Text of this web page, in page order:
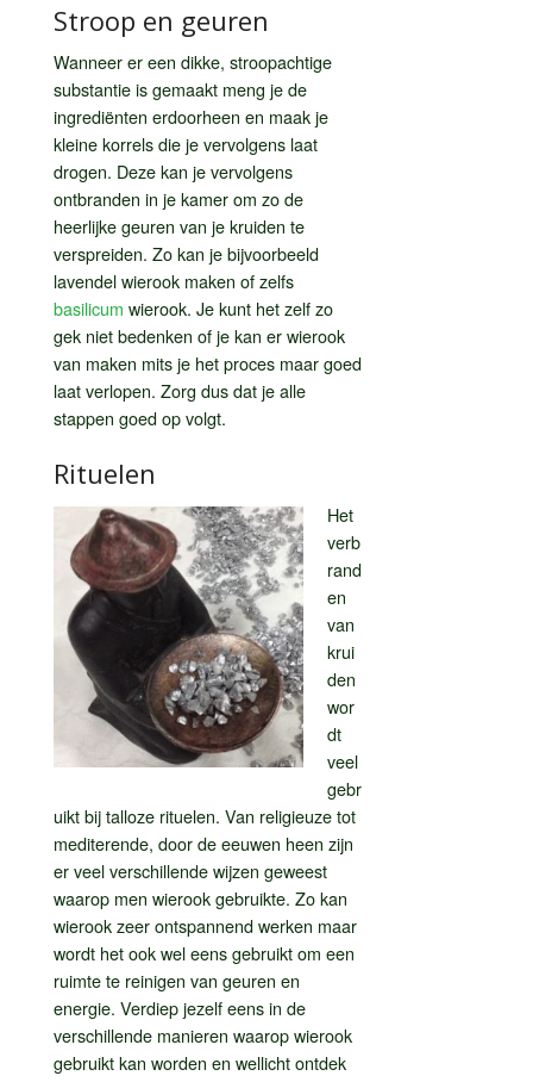
Stroop en geuren
Wanneer er een dikke, stroopachtige
substantie is gemaakt meng je de
ingrediënten erdoorheen en maak je
kleine korrels die je vervolgens laat
drogen. Deze kan je vervolgens
ontbranden in je kamer om zo de
heerlijke geuren van je kruiden te
verspreiden. Zo kan je bijvoorbeeld
lavendel wierook maken of zelfs
basilicum wierook. Je kunt het zelf zo
gek niet bedenken of je kan er wierook
van maken mits je het proces maar goed
laat verlopen. Zorg dus dat je alle
stappen goed op volgt.
Rituelen
Het
verb
rand
en
van
krui
den
wor
dt
veel
gebr
uikt bij talloze rituelen. Van religieuze tot
mediterende, door de eeuwen heen zijn
er veel verschillende wijzen geweest
waarop men wierook gebruikte. Zo kan
wierook zeer ontspannend werken maar
wordt het ook wel eens gebruikt om een
ruimte te reinigen van geuren en
energie. Verdiep jezelf eens in de
verschillende manieren waarop wierook
gebruikt kan worden en wellicht ontdek